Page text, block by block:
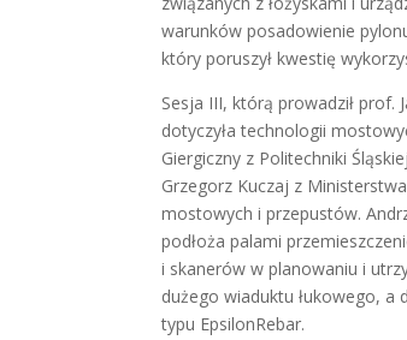
warunków posadowienie
który poruszył kwestię
Sesja III, którą prowadził prof.
dotyczyła technologii
Giergiczny z Politechniki
Grzegorz Kuczaj z
mostowych i przepustów.
podłoża palami
i skanerów w planowaniu i
dużego wiaduktu łukowego, a
typu EpsilonRebar.